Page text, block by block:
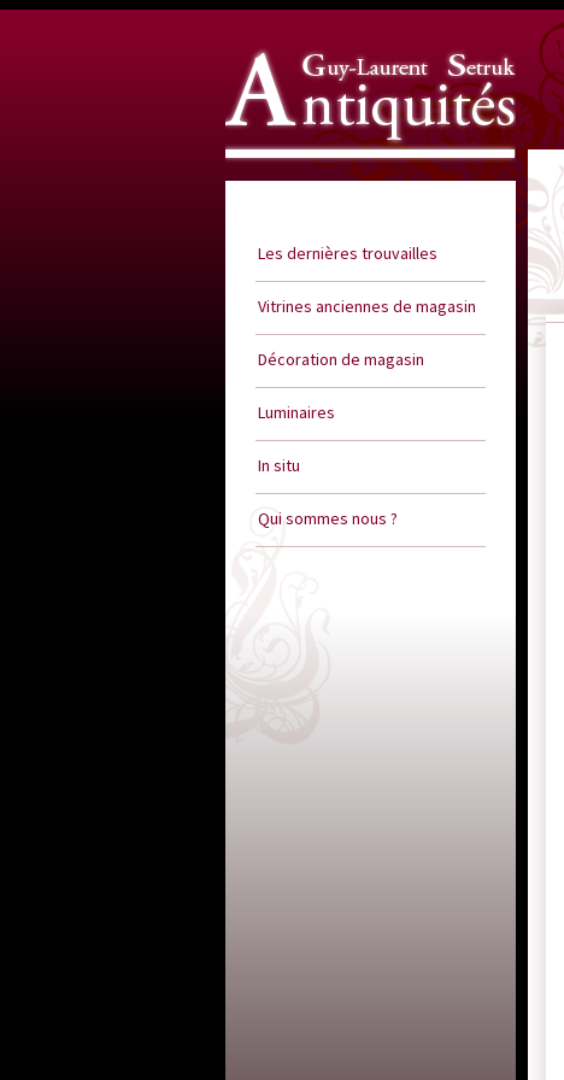
Les dernières trouvailles
Vitrines anciennes de magasin
Décoration de magasin
Luminaires
In situ
Qui sommes nous ?